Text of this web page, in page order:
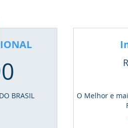
BRASIL
O Melhor e